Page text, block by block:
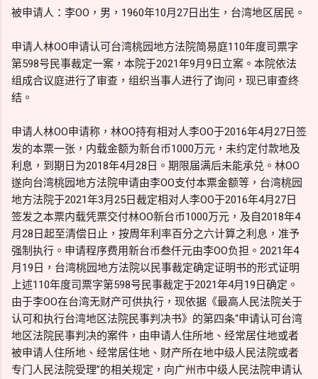
被申请人：李OO，男，1960年10月27日出生，台湾地区居民。
申请人林OO申请认可台湾桃园地方法院简易庭110年度司票字
第598号民事裁定一案，本院于2021年9月9日立案。本院依法
组成合议庭进行了审查，组织当事人进行了询问，现已审查终
结。
申请人林OO申请称，林OO持有相对人李OO于2016年4月27日签
发的本票一张，内载金额为新台币1000万元，未约定付款地及
利息，到期日为2018年4月28日。期限届满后未能承兑。林OO
遂向台湾桃园地方法院申请由李OO支付本票金额等，台湾桃园
地方法院于2021年3月25日裁定相对人李OO于2016年4月27日
签发之本票内载凭票交付林OO新台币1000万元，及自2018年4
月28日起至清偿日止，按周年利率百分之六计算之利息，准予
强制执行。申请程序费用新台币叁仟元由李OO负担。2021年4
月19日，台湾桃园地方法院以民事裁定确定证明书的形式证明
上述110年度司票字第598号民事裁定于2021年4月19日确定。
由于李OO在台湾无财产可供执行，现依据《最高人民法院关于
认可和执行台湾地区法院民事判决书》的第四条“申请认可台湾
地区法院民事判决的案件，由申请人住所地、经常居住地或者
被申请人住所地、经常居住地、财产所在地中级人民法院或者
专门人民法院受理”的相关规定，向广州市中级人民法院申请认